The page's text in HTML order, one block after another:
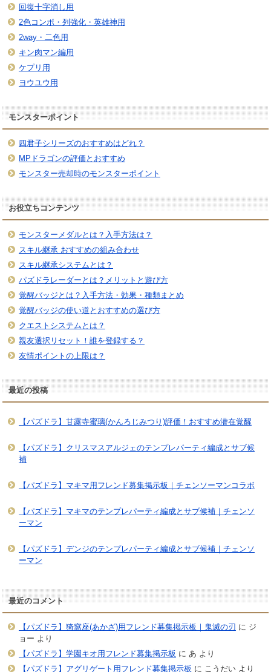
回復十字消し用
2色コンボ・列強化・英雄神用
2way・二色用
キン肉マン編用
ケプリ用
ヨウユウ用
モンスターポイント
四君子シリーズのおすすめはどれ？
MPドラゴンの評価とおすすめ
モンスター売却時のモンスターポイント
お役立ちコンテンツ
モンスターメダルとは？入手方法は？
スキル継承 おすすめの組み合わせ
スキル継承システムとは？
パズドラレーダーとは？メリットと遊び方
覚醒バッジとは？入手方法・効果・種類まとめ
覚醒バッジの使い道とおすすめの選び方
クエストシステムとは？
親友選択リセット！誰を登録する？
友情ポイントの上限は？
最近の投稿
【パズドラ】甘露寺蜜璃(かんろじみつり)評価！おすすめ潜在覚醒
【パズドラ】クリスマスアルジェのテンプレパーティ編成とサブ候
補
【パズドラ】マキマ用フレンド募集掲示板｜チェンソーマンコラボ
【パズドラ】マキマのテンプレパーティ編成とサブ候補｜チェンソ
ーマン
【パズドラ】デンジのテンプレパーティ編成とサブ候補｜チェンソ
ーマン
最近のコメント
【パズドラ】猗窩座(あかざ)用フレンド募集掲示板｜鬼滅の刃 に ジ
ョー より
【パズドラ】学園キオ用フレンド募集掲示板 に あ より
【パズドラ】アグリゲート用フレンド募集掲示板 に こうだいより